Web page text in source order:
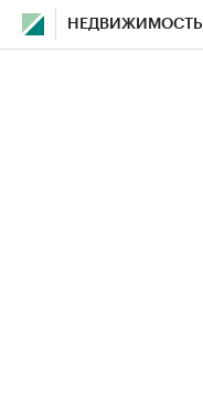
НЕДВИЖИМОСТЬ